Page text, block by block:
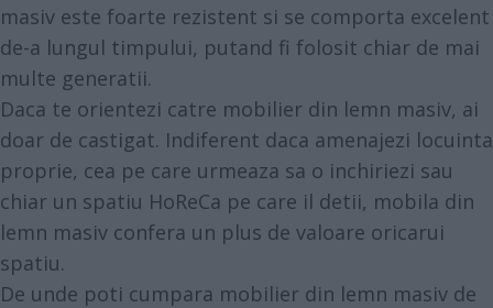
masiv este foarte rezistent si se comporta excelent
de-a lungul timpului, putand fi folosit chiar de mai
multe generatii.
Daca te orientezi catre mobilier din lemn masiv, ai
doar de castigat. Indiferent daca amenajezi locuinta
proprie, cea pe care urmeaza sa o inchiriezi sau
chiar un spatiu HoReCa pe care il detii, mobila din
lemn masiv confera un plus de valoare oricarui
spatiu.
De unde poti cumpara mobilier din lemn masiv de